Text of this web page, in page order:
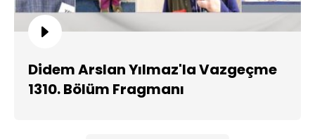
Didem Arslan Yılmaz'la Vazgeçme
1310. Bölüm Fragmanı